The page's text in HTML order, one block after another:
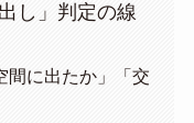
し」判定の線
間に出たか」「交